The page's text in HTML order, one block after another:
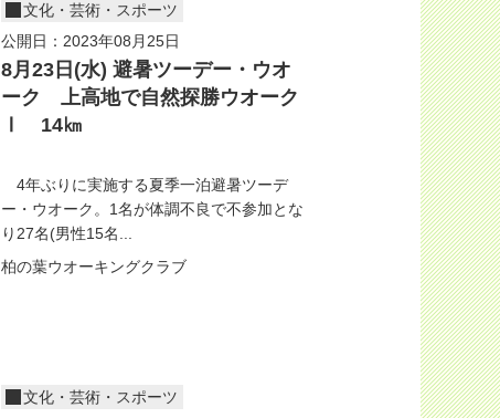
文化・芸術・スポーツ
公開日：2023年08月25日
8月23日(水) 避暑ツーデー・ウオ
ーク 上高地で自然探勝ウオーク
Ⅰ 14㎞
4年ぶりに実施する夏季一泊避暑ツーデ
ー・ウオーク。1名が体調不良で不参加とな
り27名(男性15名...
柏の葉ウオーキングクラブ
文化・芸術・スポーツ